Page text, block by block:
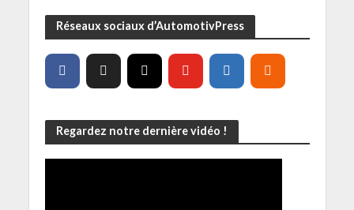
Réseaux sociaux d’AutomotivPress
Regardez notre dernière vidéo !